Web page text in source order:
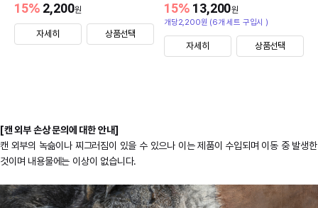
2,200원
15%
자세히 상품선택
13,200원
15%
개당2,200원 (6개 세트 구입시 )
자세히 상품선택
[캔 외부 손상 문의에 대한 안내]
캔 외부의 녹슮이나 찌그러짐이 있을 수 있으나 이는 제품이 수입되며 이동 중 발생한
것이며 내용물에는 이상이 없습니다.